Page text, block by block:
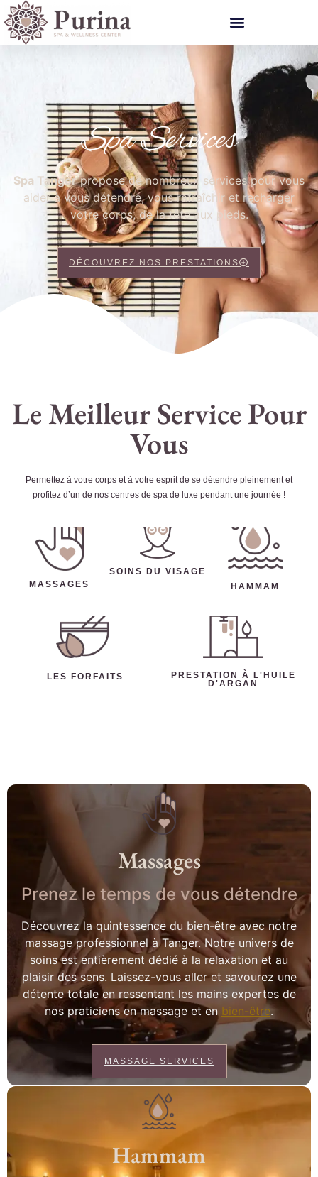
Spa Services
Spa Tangerpropose de nombreux services pour vous
aider à vous détendre, vous rafraîchir et recharger
votre corps, de la tête aux pieds.
DÉCOUVREZ NOS PRESTATIONS
Le Meilleur Service Pour
Vous
Permettez à votre corps et à votre esprit de se détendre pleinement et
profitez d’un de nos centres de spa de luxe pendant une journée !
MASSAGES
SOINS DU VISAGE
HAMMAM
LES FORFAITS
PRESTATION À L'HUILE
D'ARGAN
Massages
Prenez le temps de vous détendre
Découvrez la quintessence du bien-être avec notre
massage professionnel à Tanger. Notre univers de
soins est entièrement dédié à la relaxation et au
plaisir des sens. Laissez-vous aller et savourez une
détente totale en ressentant les mains expertes de
nos praticiens en massage et en bien-être.
MASSAGE SERVICES
Hammam